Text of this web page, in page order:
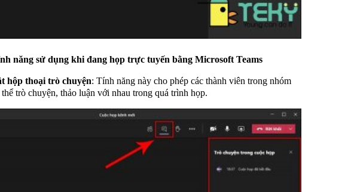
năng sử dụng khi đang họp trực tuyến bằng Microsoft Teams
hộp thoại trò chuyện: Tính năng này cho phép các thành viên trong nhóm
thể trò chuyện, thảo luận với nhau trong quá trình họp.